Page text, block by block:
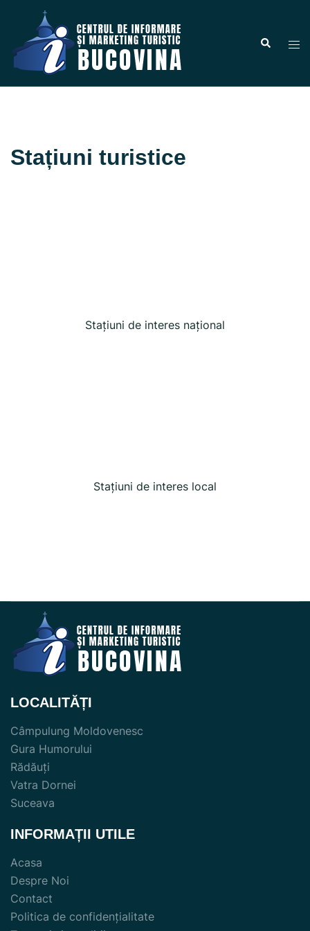
Stațiuni turistice
Stațiuni de interes național
Stațiuni de interes local
LOCALITĂȚI
Câmpulung Moldovenesc
Gura Humorului
Rădăuți
Vatra Dornei
Suceava
INFORMAȚII UTILE
Acasa
Despre Noi
Contact
Politica de confidențialitate